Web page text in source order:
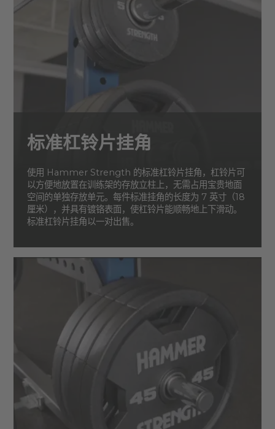
标准杠铃片挂角
使用 Hammer Strength 的标准杠铃片挂角，杠铃片可
以方便地放置在训练架的存放立柱上，无需占用宝贵地面
空间的单独存放单元。每件标准挂角的长度为 7 英寸（18
厘米），并具有镀铬表面，使杠铃片能顺畅地上下滑动。
标准杠铃片挂角以一对出售。